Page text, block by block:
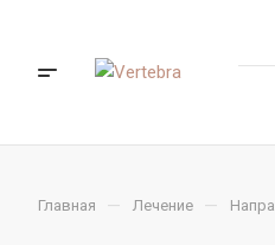
Главная — Лечение —